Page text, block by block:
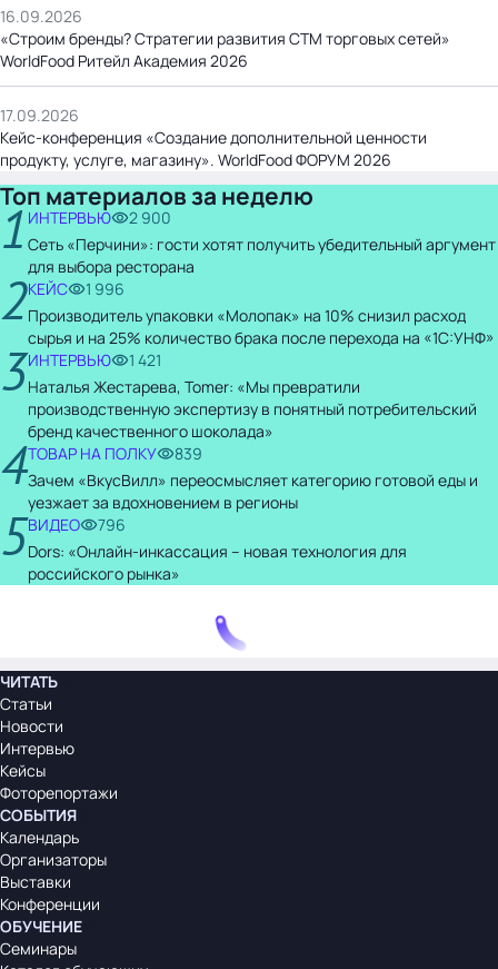
16.09.2026
«Строим бренды? Стратегии развития СТМ торговых сетей»
WorldFood Ритейл Академия 2026
17.09.2026
Кейс-конференция «Создание дополнительной ценности
продукту, услуге, магазину». WorldFood ФОРУМ 2026
Топ материалов за неделю
1 ИНТЕРВЬЮ
2 900
Сеть «Перчини»: гости хотят получить убедительный аргумент
для выбора ресторана
2КЕЙС
1 996
Производитель упаковки «Молопак» на 10% снизил расход
сырья и на 25% количество брака после перехода на «1С:УНФ»
3ИНТЕРВЬЮ
1 421
Наталья Жестарева, Tomer: «Мы превратили
производственную экспертизу в понятный потребительский
бренд качественного шоколада»
4ТОВАР НА ПОЛКУ
839
Зачем «ВкусВилл» переосмысляет категорию готовой еды и
уезжает за вдохновением в регионы
5ВИДЕО
796
Dors: «Онлайн-инкассация – новая технология для
российского рынка»
ЧИТАТЬ
Статьи
Новости
Интервью
Кейсы
Фоторепортажи
СОБЫТИЯ
Календарь
Организаторы
Выставки
Конференции
ОБУЧЕНИЕ
Семинары